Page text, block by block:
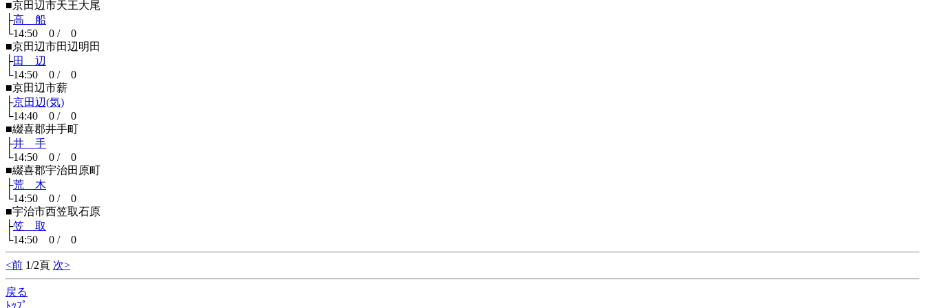
■京田辺市天王大尾
├高 船
└14:50 0 / 0
■京田辺市田辺明田
├田 辺
└14:50 0 / 0
■京田辺市薪
├京田辺(気)
└14:40 0 / 0
■綴喜郡井手町
├井 手
└14:50 0 / 0
■綴喜郡宇治田原町
├荒 木
└14:50 0 / 0
■宇治市西笠取石原
├笠 取
└14:50 0 / 0
<前 1/2頁 次>
戻る
ﾄｯﾌﾟ